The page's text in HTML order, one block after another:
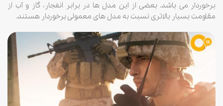
برخوردار می باشد. بعضی از این مدل ها در برابر انفجار، گاز و آب از
مقاومت بسیار بالاتری نسبت به مدل های معمولی برخوردار هستند.